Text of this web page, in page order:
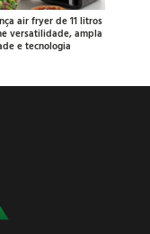
air fryer de 11 litros
versatilidade, ampla
e tecnologia